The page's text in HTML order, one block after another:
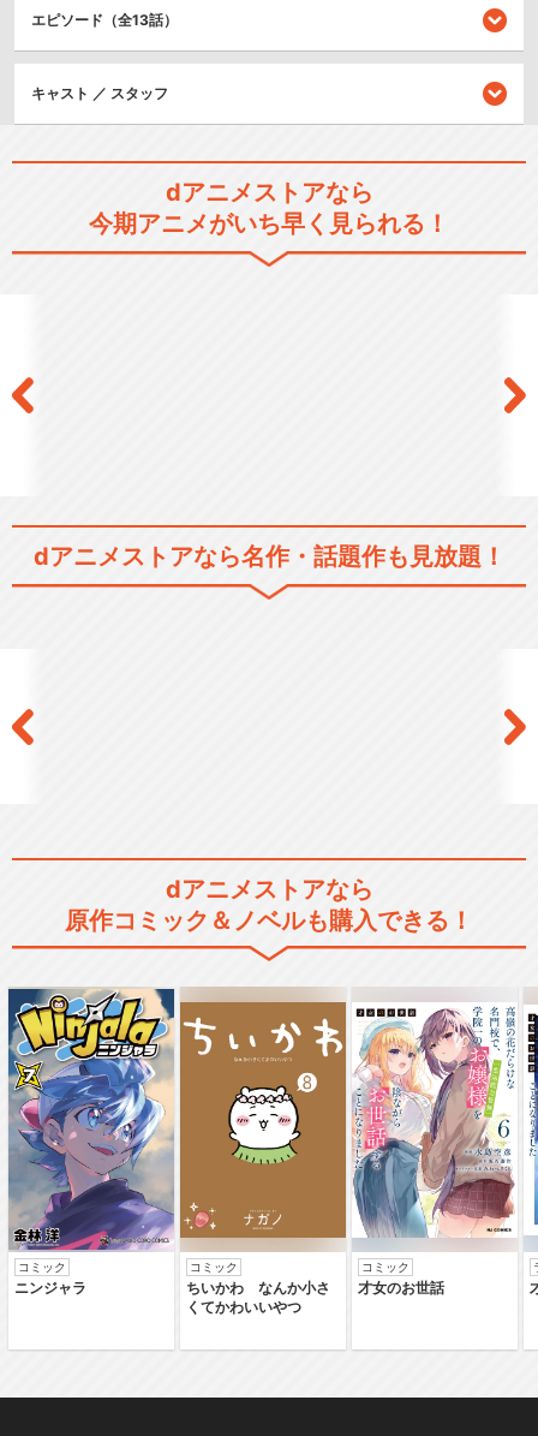
SF/ファンタジー
アクション/バトル
エピソード（全13話）
キャスト ／ スタッフ
dアニメストアなら
今期アニメがいち早く見られる！
dアニメストアなら名作・話題作も見放題！
dアニメストアなら
原作コミック＆ノベルも購入できる！
コミック
ニンジャラ
コミック
ちいかわ なんか小さ
くてかわいいやつ
コミック
才女のお世話